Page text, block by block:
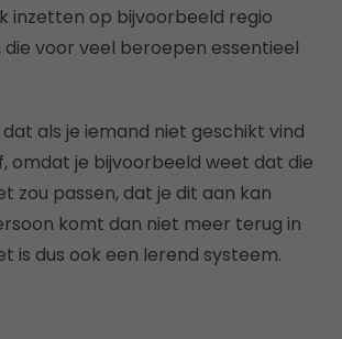
inzetten op bijvoorbeeld regio
die voor veel beroepen essentieel
als je iemand niet geschikt vind
omdat je bijvoorbeeld weet dat die
zou passen, dat je dit aan kan
komt dan niet meer terug in
is dus ook een lerend systeem.